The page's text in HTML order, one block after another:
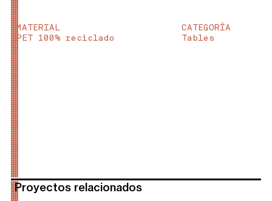
MATERIAL
PET 100% reciclado
CATEGORÍA
Tables
Proyectos relacionados